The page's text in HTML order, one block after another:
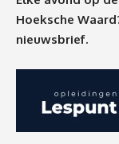
Hoeksche
nieuwsbrief.